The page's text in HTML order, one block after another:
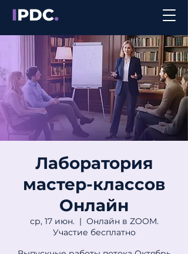
Лаборатория
мастер-классов
Онлайн
ср, 17 июн.
  |
Онлайн в ZOOM.
Участие бесплатно